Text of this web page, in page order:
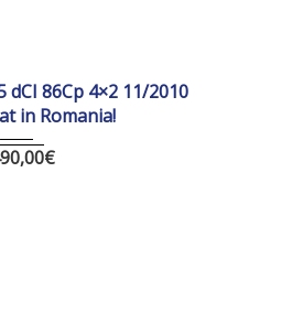
dCI 86Cp 4×2 11/2010
in Romania!
€